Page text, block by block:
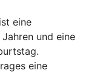
eine
und eine
eine